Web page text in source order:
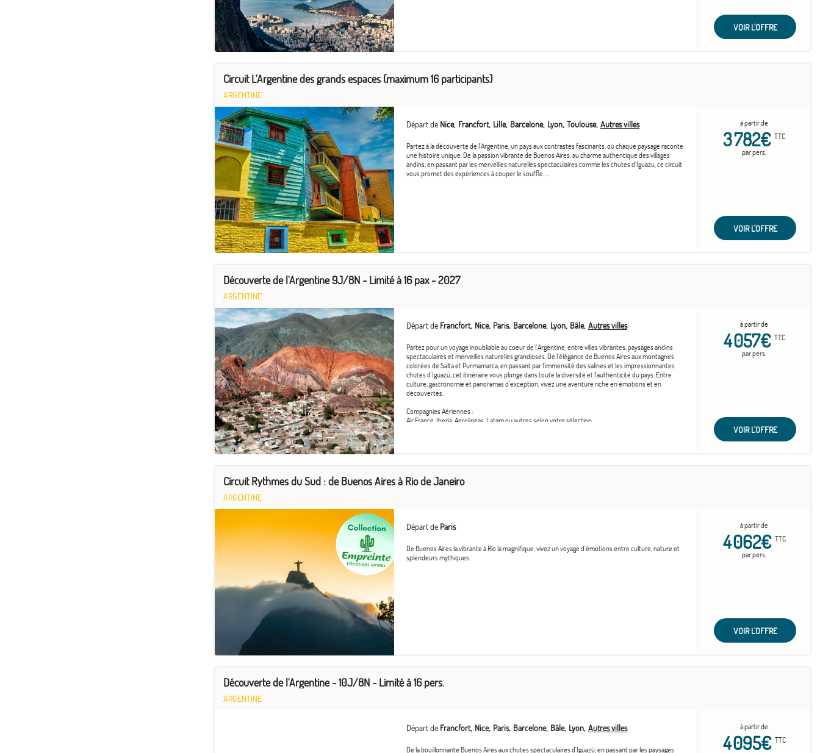
VOIR L'OFFRE
Circuit L'Argentine des grands espaces (maximum 16 participants)
ARGENTINE
Départ de Nice Francfort Lille Barcelone Lyon Toulouse Autres villes
Partez à la découverte de l'Argentine, un pays aux contrastes fascinants, où chaque paysage raconte
une histoire unique. De la passion vibrante de Buenos Aires, au charme authentique des villages
andins, en passant par les merveilles naturelles spectaculaires comme les chutes d'Iguazu, ce circuit
vous promet des expériences à couper le souffle. ...
à partir de
3 782€ TTC
par pers.
VOIR L'OFFRE
Découverte de l'Argentine 9J/8N - Limité à 16 pax - 2027
ARGENTINE
Départ de Francfort Nice Paris Barcelone Lyon Bâle Autres villes
Partez pour un voyage inoubliable au coeur de l'Argentine, entre villes vibrantes, paysages andins
spectaculaires et merveilles naturelles grandioses. De l'élégance de Buenos Aires aux montagnes
colorées de Salta et Purmamarca, en passant par l'immensité des salines et les impressionnantes
chutes d'Iguazú, cet itinéraire vous plonge dans toute la diversité et l'authenticité du pays. Entre
culture, gastronomie et panoramas d'exception, vivez une aventure riche en émotions et en
découvertes.
Compagnies Aériennes :
Air France, Iberia, Aerolineas, Latam ou autres selon votre sélection
- de 44 à 31 jours avant la date de départ, 80% du montant total du voyage
- moins de 31 jours avant la date de départ, 100% du montant total du voyage
à partir de
4 057€ TTC
par pers.
VOIR L'OFFRE
Circuit Rythmes du Sud : de Buenos Aires à Rio de Janeiro
ARGENTINE
Départ de Paris
De Buenos Aires la vibrante à Rio la magnifique, vivez un voyage d'émotions entre culture, nature et
splendeurs mythiques.
à partir de
4 062€ TTC
par pers.
VOIR L'OFFRE
Découverte de l'Argentine - 10J/8N - Limité à 16 pers.
ARGENTINE
Départ de Francfort Nice Paris Barcelone Bâle Lyon Autres villes
De la bouillonnante Buenos Aires aux chutes spectaculaires d'Iguazú, en passant par les paysages
à partir de
4 095€ TTC